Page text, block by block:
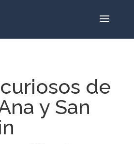
de
y San